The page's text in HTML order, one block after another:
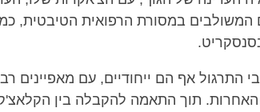
במסורת הרפואית הטיבטית,
התרגול אף הם ייחודיים, עם מאפיינים
תוך התאמה להקבלה בין